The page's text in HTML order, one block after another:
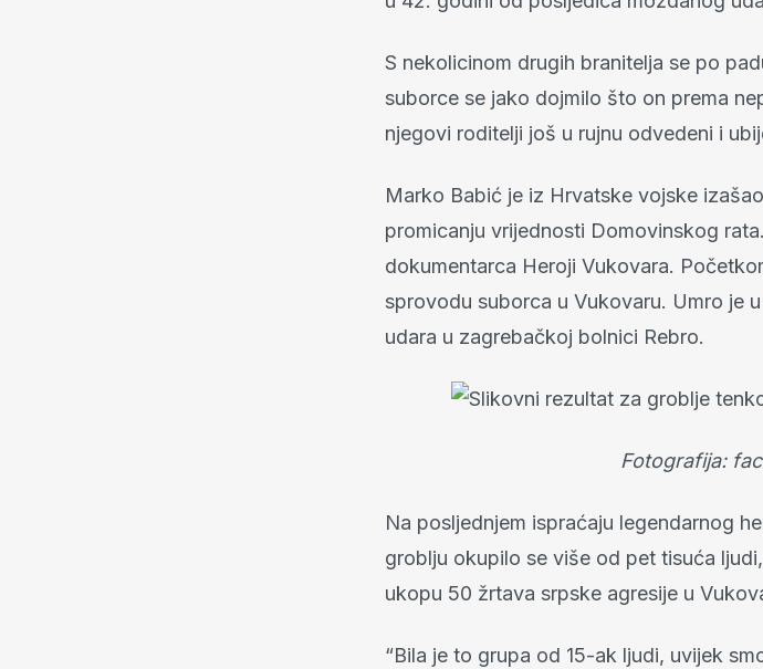
S nekolicinom drugih branitelja se po
suborce se jako dojmilo što on prema
njegovi roditelji još u rujnu odvedeni i
Marko Babić je iz Hrvatske vojske
promicanju vrijednosti Domovinskog
dokumentarca Heroji Vukovara.
sprovodu suborca ​​u Vukovaru. Umro je
udara u zagrebačkoj bolnici Rebro.
Fotografija:
Na posljednjem ispraćaju legendarnog
groblju okupilo se više od pet tisuća
ukopu 50 žrtava srpske agresije u
“Bila je to grupa od 15-ak ljudi, uvijek